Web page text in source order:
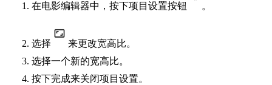
在电影编辑器中，按下项目设置按钮 。
选择
来更改宽高比。
选择一个新的宽高比。
按下完成来关闭项目设置。